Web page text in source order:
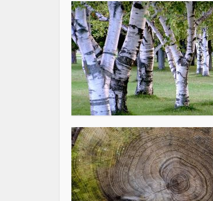
Visão geral da Hagadá